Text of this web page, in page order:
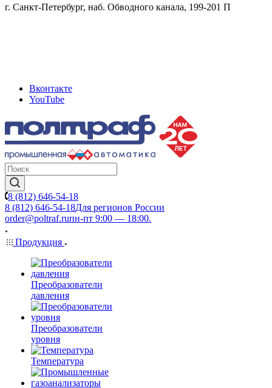
г. Санкт-Петербург, наб. Обводного канала, 199-201 П
Вконтакте
YouTube
8 (812) 646-54-18
8 (812) 646-54-18Для регионов России
order@poltraf.ruпн-пт 9:00 — 18:00.
Продукция
Преобразователи
давления
Преобразователи
уровня
Температура